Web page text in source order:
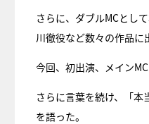
さらに、ダブルMCとし
川徹役など数々の作品に
今回、初出演、メイン
さらに言葉を続け、「
を語った。